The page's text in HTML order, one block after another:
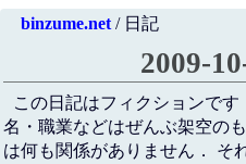
binzume.net/ 日記
2009-
この日記はフィクションで
名・職業などはぜんぶ架空の
は何も関係がありません． そ